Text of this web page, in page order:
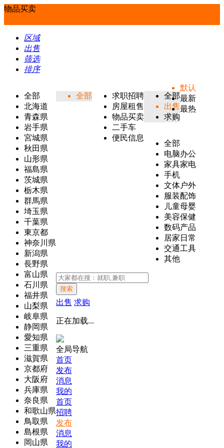
物品买卖
区域
出售
筛选
排序
全部
北海道
青森県
岩手県
宮城県
秋田県
山形県
福島県
茨城県
栃木県
群馬県
埼玉県
千葉県
東京都
神奈川県
新潟県
長野県
富山県
石川県
福井県
山梨県
岐阜県
静岡県
愛知県
三重県
滋賀県
京都府
大阪府
兵庫県
奈良県
和歌山県
鳥取県
島根県
岡山県
全部
求职招聘
房屋租售
物品买卖
二手车
便民信息
全部
出售
求购
全部
电脑办公
家具家电
手机
文体户外
服装配饰
儿童母婴
美容保健
数码产品
居家日常
交通工具
其他
默认
最新
最热
搜索
出售 求购
正在加载...
全局导航
首页
发布
消息
我的
首页
招聘
发布
消息
我的